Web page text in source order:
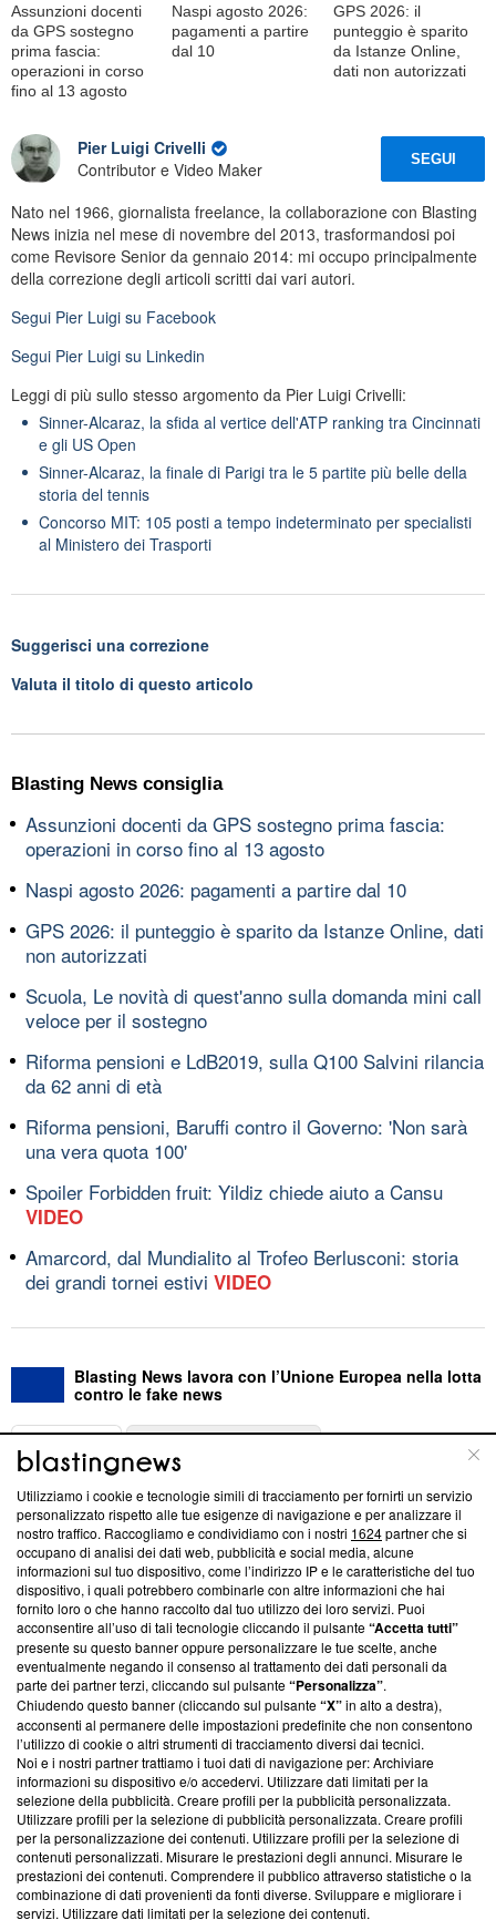
Assunzioni docenti
da GPS sostegno
prima fascia:
operazioni in corso
fino al 13 agosto
Naspi agosto 2026:
pagamenti a partire
dal 10
GPS 2026: il
punteggio è sparito
da Istanze Online,
dati non autorizzati
Pier Luigi Crivelli
Contributor e Video Maker
SEGUI
Nato nel 1966, giornalista freelance, la collaborazione con Blasting
News inizia nel mese di novembre del 2013, trasformandosi poi
come Revisore Senior da gennaio 2014: mi occupo principalmente
della correzione degli articoli scritti dai vari autori.
Segui Pier Luigi su Facebook
Segui Pier Luigi su Linkedin
Leggi di più sullo stesso argomento da Pier Luigi Crivelli:
Sinner-Alcaraz, la sfida al vertice dell'ATP ranking tra Cincinnati
e gli US Open
Sinner-Alcaraz, la finale di Parigi tra le 5 partite più belle della
storia del tennis
Concorso MIT: 105 posti a tempo indeterminato per specialisti
al Ministero dei Trasporti
Suggerisci una correzione
Valuta il titolo di questo articolo
Blasting News consiglia
Assunzioni docenti da GPS sostegno prima fascia:
operazioni in corso fino al 13 agosto
Naspi agosto 2026: pagamenti a partire dal 10
GPS 2026: il punteggio è sparito da Istanze Online, dati
non autorizzati
Scuola, Le novità di quest'anno sulla domanda mini call
veloce per il sostegno
Riforma pensioni e LdB2019, sulla Q100 Salvini rilancia
da 62 anni di età
Riforma pensioni, Baruffi contro il Governo: 'Non sarà
una vera quota 100'
Spoiler Forbidden fruit: Yildiz chiede aiuto a Cansu
VIDEO
Amarcord, dal Mundialito al Trofeo Berlusconi: storia
dei grandi tornei estivi VIDEO
Blasting News lavora con l’Unione Europea nella lotta
contro le fake news
ABOUT
Questa sezione offre informazioni trasparenti su Blasting
News, sui nostri processi editoriali e su come ci impegniamo a
creare news di qualità. Inoltre, afferma la nostra aderenza a
‘Trust Project - News with Integrity’Blasting News non è
ancora membro del programma, ma ha richiesto di farne
parte; Trust Project non ha ancora effettuato una verifica di
conformità agli standard.
Su di noi
Team editoriale
Corporate
Redazione
Informativa Privacy
Cookie Policy
Utilizziamo i cookie e tecnologie simili di tracciamento per fornirti un servizio
personalizzato rispetto alle tue esigenze di navigazione e per analizzare il
nostro traffico. Raccogliamo e condividiamo con i nostri 1624partner che si
occupano di analisi dei dati web, pubblicità e social media, alcune
informazioni sul tuo dispositivo, come l’indirizzo IP e le caratteristiche del tuo
dispositivo, i quali potrebbero combinarle con altre informazioni che hai
fornito loro o che hanno raccolto dal tuo utilizzo dei loro servizi. Puoi
acconsentire all’uso di tali tecnologie cliccando il pulsante“Accetta tutti”
presente su questo banner oppure personalizzare le tue scelte, anche
eventualmente negando il consenso al trattamento dei dati personali da
parte dei partner terzi, cliccando sul pulsante“Personalizza”.
Chiudendo questo banner (cliccando sul pulsante“X”in alto a destra),
acconsenti al permanere delle impostazioni predefinite che non consentono
l’utilizzo di cookie o altri strumenti di tracciamento diversi dai tecnici.
Noi e i nostri partner trattiamo i tuoi dati di navigazione per: Archiviare
informazioni su dispositivo e/o accedervi. Utilizzare dati limitati per la
selezione della pubblicità. Creare profili per la pubblicità personalizzata.
Utilizzare profili per la selezione di pubblicità personalizzata. Creare profili
per la personalizzazione dei contenuti. Utilizzare profili per la selezione di
contenuti personalizzati. Misurare le prestazioni degli annunci. Misurare le
prestazioni dei contenuti. Comprendere il pubblico attraverso statistiche o la
combinazione di dati provenienti da fonti diverse. Sviluppare e migliorare i
servizi. Utilizzare dati limitati per la selezione dei contenuti.